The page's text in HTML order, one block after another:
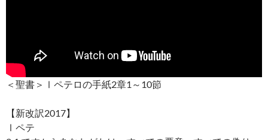
＜聖書＞Ⅰペテロの手紙2章1～10節
【新改訳2017】
Ⅰペテ